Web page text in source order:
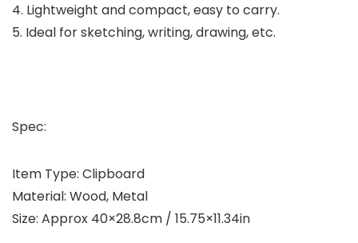
4. Lightweight and compact, easy to carry.
5. Ideal for sketching, writing, drawing, etc.
Spec:
Item Type: Clipboard
Material: Wood, Metal
Size: Approx 40×28.8cm / 15.75×11.34in